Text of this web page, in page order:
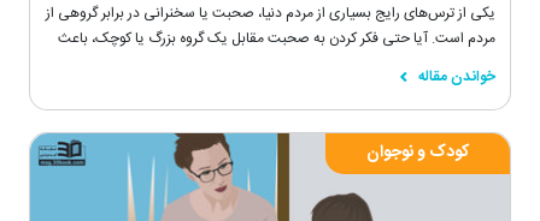
یکی از ترس‌های رایج بسیاری از مردم دنیا، صحبت یا سخنرانی در برابر گروهی از
مردم است. آیا حتی فکر کردن به صحبت مقابل یک گروه بزرگ یا کوچک، باعث
می‌شود عرق از سر و رویتان سرازیر شود؟
خواندن مقاله
کودک و نوجوان